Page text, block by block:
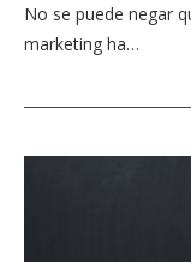
No se puede negar
marketing ha…